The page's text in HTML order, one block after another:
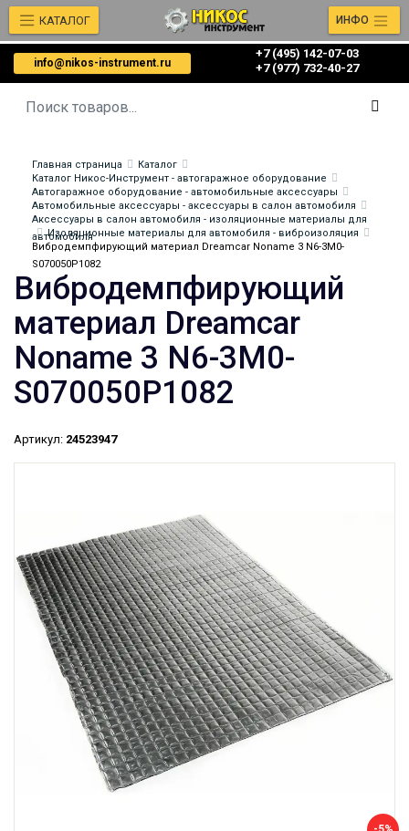
info@nikos-instrument.ru
+7 (495) 142-07-03
‎‎+7 (977) 732-40-27
КАТАЛОГ ИНФО
Главная страница
Каталог
Каталог Никос-Инструмент - автогаражное оборудование
Автогаражное оборудование - автомобильные аксессуары
Автомобильные аксессуары - аксессуары в салон автомобиля
Аксессуары в салон автомобиля - изоляционные материалы для
автомобиля
Изоляционные материалы для автомобиля - виброизоляция
Вибродемпфирующий материал Dreamcar Noname 3 N6-3M0-
S070050P1082
Вибродемпфирующий
материал Dreamcar
Noname 3 N6-3M0-
S070050P1082
Артикул: 24523947